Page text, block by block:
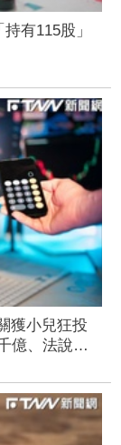
有115股」
獲小兒狂投
億、法說前